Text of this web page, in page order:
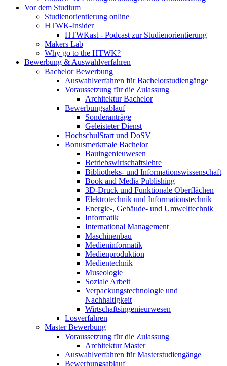
Vor dem Studium
Studienorientierung online
HTWK-Insider
HTWKast - Podcast zur Studienorientierung
Makers Lab
Why go to the HTWK?
Bewerbung & Auswahlverfahren
Bachelor Bewerbung
Auswahlverfahren für Bachelorstudiengänge
Voraussetzung für die Zulassung
Architektur Bachelor
Bewerbungsablauf
Sonderanträge
Geleisteter Dienst
HochschulStart und DoSV
Bonusmerkmale Bachelor
Bauingenieuwesen
Betriebswirtschaftslehre
Bibliotheks- und Informationswissenschaft
Book and Media Publishing
3D-Druck und Funktionale Oberflächen
Elektrotechnik und Informationstechnik
Energie-, Gebäude- und Umwelttechnik
Informatik
International Management
Maschinenbau
Medieninformatik
Medienproduktion
Medientechnik
Museologie
Soziale Arbeit
Verpackungstechnologie und
Nachhaltigkeit
Wirtschaftsingenieurwesen
Losverfahren
Master Bewerbung
Voraussetzung für die Zulassung
Architektur Master
Auswahlverfahren für Masterstudiengänge
Bewerbungsablauf